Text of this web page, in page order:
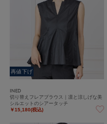
再値下げ
INED
切り替えフレアブラウス｜凛と涼しげな美
シルエットのシアータッチ
￥15,180(税込)